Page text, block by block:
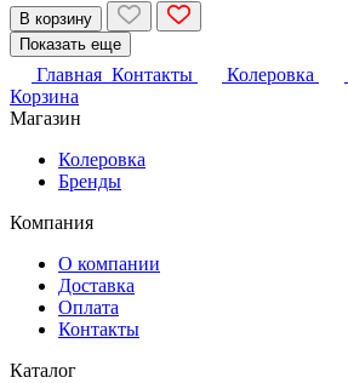
В корзину
Показать еще
Главная Контакты Колеровка
Корзина
Магазин
Колеровка
Бренды
Компания
О компании
Доставка
Оплата
Контакты
Каталог